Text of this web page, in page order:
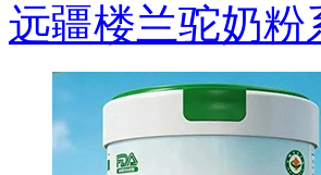
远疆楼兰驼奶粉